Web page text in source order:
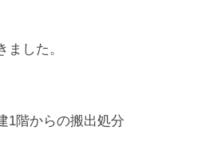
した。
階からの搬出処分